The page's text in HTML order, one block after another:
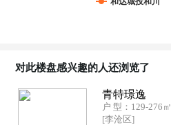
对此楼盘感兴趣的人还浏览了
青特璟逸
户 型：129-276㎡
[李沧区]